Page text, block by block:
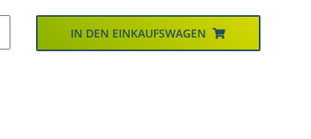
IN DEN EINKAUFSWAGEN